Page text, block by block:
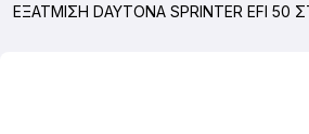
ΕΞΑΤΜΙΣΗ DAYTONA SPRINTER EFI